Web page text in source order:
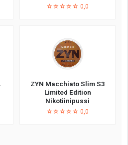
☆☆☆☆☆ 0,0
ZYN Macchiato Slim S3
Limited Edition
Nikotiinipussi
☆☆☆☆☆ 0,0